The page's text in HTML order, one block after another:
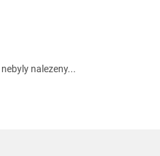
nebyly nalezeny...